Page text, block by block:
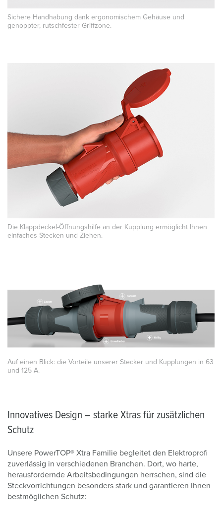
Sichere Handhabung dank ergonomischem Gehäuse und
genoppter, rutschfester Griffzone.
Die Klappdeckel-Öffnungshilfe an der Kupplung ermöglicht Ihnen
einfaches Stecken und Ziehen.
Auf einen Blick: die Vorteile unserer Stecker und Kupplungen in 63
und 125 A.
Innovatives Design – starke Xtras für zusätzlichen
Schutz
Unsere PowerTOP® Xtra Familie begleitet den Elektroprofi
zuverlässig in verschiedenen Branchen. Dort, wo harte,
herausfordernde Arbeitsbedingungen herrschen, sind die
Steckvorrichtungen besonders stark und garantieren Ihnen
bestmöglichen Schutz: